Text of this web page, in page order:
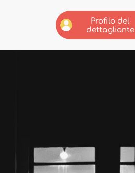
Profilo del
dettagliante